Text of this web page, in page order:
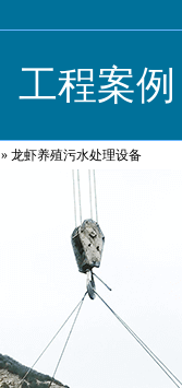
工程案例
» 龙虾养殖污水处理设备